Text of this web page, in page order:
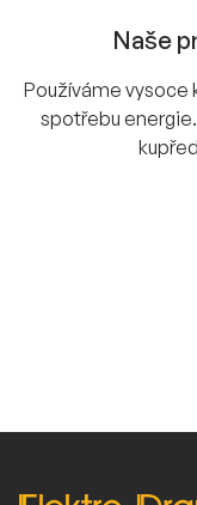
Naše
Používáme vysoce
spotřebu